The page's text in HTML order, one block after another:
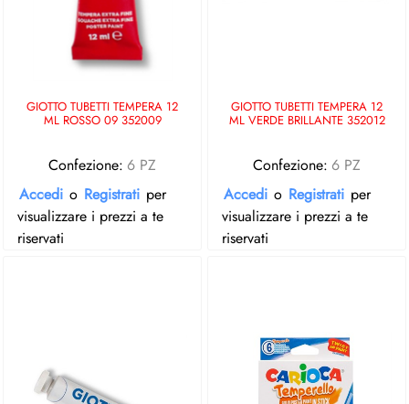
GIOTTO TUBETTI TEMPERA 12
ML ROSSO 09 352009
Confezione: 6 PZ
Accedi o Registrati per
visualizzare i prezzi a te
riservati
GIOTTO TUBETTI TEMPERA 12
ML VERDE BRILLANTE 352012
Confezione: 6 PZ
Accedi o Registrati per
visualizzare i prezzi a te
riservati